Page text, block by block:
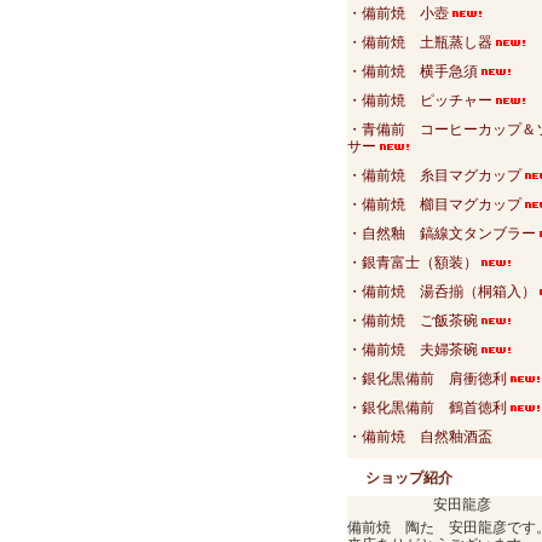
・備前焼 小壺
・備前焼 土瓶蒸し器
・備前焼 横手急須
・備前焼 ピッチャー
・青備前 コーヒーカップ＆
サー
・備前焼 糸目マグカップ
・備前焼 櫛目マグカップ
・自然釉 鎬線文タンブラー
・銀青富士（額装）
・備前焼 湯呑揃（桐箱入）
・備前焼 ご飯茶碗
・備前焼 夫婦茶碗
・銀化黒備前 肩衝徳利
・銀化黒備前 鶴首徳利
・備前焼 自然釉酒盃
ショップ紹介
安田龍彦
備前焼 陶た 安田龍彦です